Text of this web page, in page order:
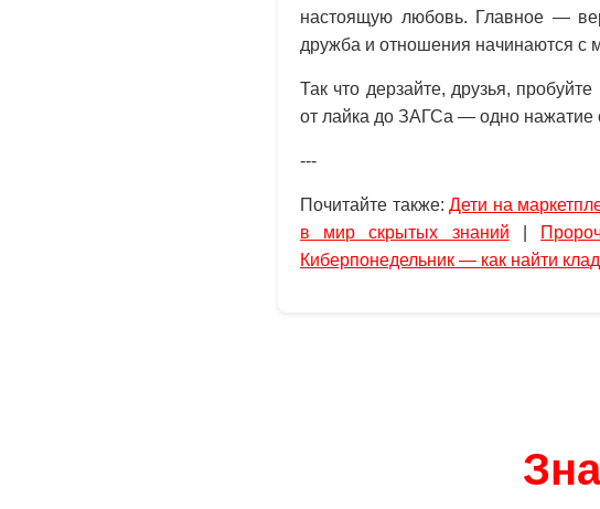
настоящую любовь. Главное —
дружба и отношения начинаются с
Так что дерзайте, друзья,
от лайка до ЗАГСа — одно нажатие
---
Почитайте также:Дети на
в мир скрытых знаний
Киберпонедельник — как найти